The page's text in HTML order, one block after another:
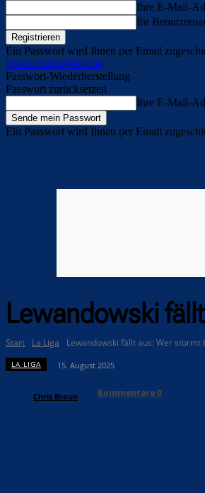
Ihre E-Mail-
Ihr
Ein Passwort wird Ihnen per Email
Datenschutzerklärung
Passwort-Wiederherstellung
Passwort zurücksetzen
Ihre E-Mail-
Ein Passwort wird Ihnen per Email
Lewandowski
Start La Liga Lewandowski fällt aus: Wer stürmt
LA LIGA 15. August 2025
Chris Braun Kommentare0